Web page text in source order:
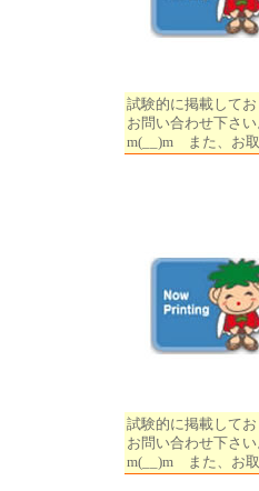
試験的に掲載して
お問い合わせ下さ
m(__)m また、お
試験的に掲載して
お問い合わせ下さ
m(__)m また、お